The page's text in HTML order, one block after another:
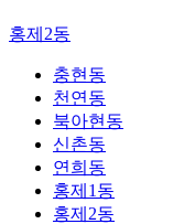
홍제2동
충현동
천연동
북아현동
신촌동
연희동
홍제1동
홍제2동